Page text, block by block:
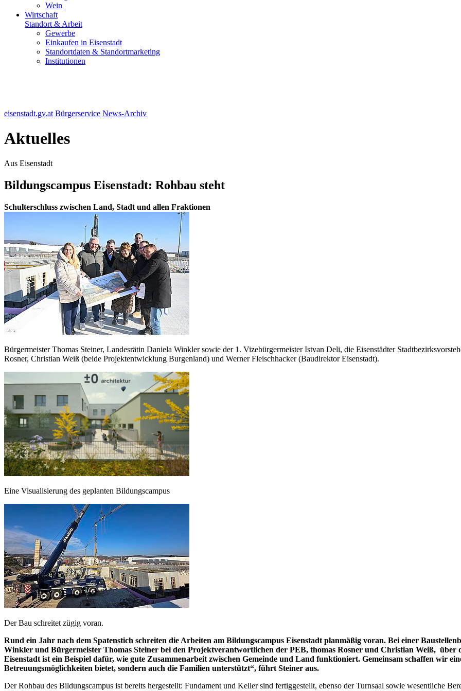
Wein
Wirtschaft
Standort & Arbeit
Gewerbe
Einkaufen in Eisenstadt
Standortdaten & Standortmarketing
Institutionen
eisenstadt.gv.at Bürgerservice News-Archiv
Aktuelles
Aus Eisenstadt
Bildungscampus Eisenstadt: Rohbau steht
Schulterschluss zwischen Land, Stadt und allen Fraktionen
Bürgermeister Thomas Steiner, Landesrätin Daniela Winkler sowie der 1. Vizebürgermeister Istvan Deli, die Eisenstädter
Rosner, Christian Weiß (beide Projektentwicklung Burgenland) und Werner Fleischhacker (Baudirektor Eisenstadt).
Eine Visualisierung des geplanten Bildungscampus
Der Bau schreitet zügig voran.
Rund ein Jahr nach dem Spatenstich schreiten die Arbeiten am Bildungscampus Eisenstadt planmäßig voran. Bei einer
Winkler und Bürgermeister Thomas Steiner bei den Projektverantwortlichen der PEB, thomas Rosner und Christian Weiß, über
Eisenstadt ist ein Beispiel dafür, wie gute Zusammenarbeit zwischen Gemeinde und Land funktioniert. Gemeinsam schaffen wir
Betreuungsmöglichkeiten bietet, sondern auch die Familien unterstützt“, führt Steiner aus.
Der Rohbau des Bildungscampus ist bereits hergestellt: Fundament und Keller sind fertiggestellt, ebenso der Turnsaal sowie wesentliche